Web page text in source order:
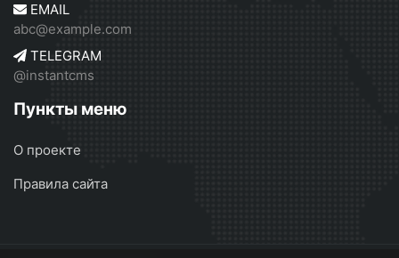
EMAIL
abc@example.com
TELEGRAM
@instantcms
Пункты меню
О проекте
Правила сайта